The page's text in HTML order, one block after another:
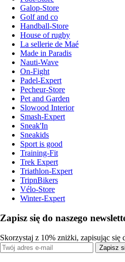
Galop-Store
Golf and co
Handball-Store
House of rugby
La sellerie de Maé
Made in Paradis
Nauti-Wave
On-Fight
Padel-Expert
Pecheur-Store
Pet and Garden
Slowood Interior
Smash-Expert
Sneak'In
Sneakids
Sport is good
Training-Fit
Trek Expert
Triathlon-Expert
TripnBikers
Vélo-Store
Winter-Expert
Zapisz się do naszego
Skorzystaj z 10% zniżki, zapisując się
Zapisz